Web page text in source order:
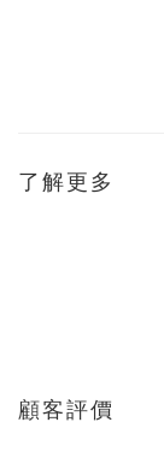
了解更多
顧客評價